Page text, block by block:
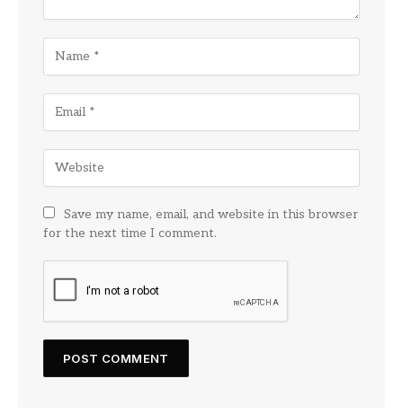
Save my name, email, and website in this browser
for the next time I comment.